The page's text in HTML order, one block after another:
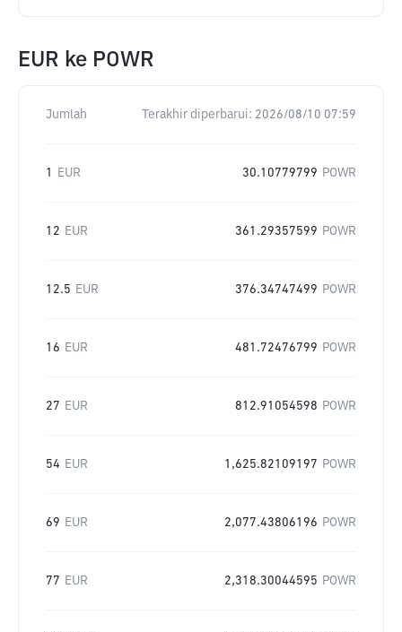
EUR ke POWR
Jumlah Terakhir diperbarui: 2026/08/10 07:59
1 EUR 30.10779799 POWR
12 EUR 361.29357599 POWR
12.5 EUR 376.34747499 POWR
16 EUR 481.72476799 POWR
27 EUR 812.91054598 POWR
54 EUR 1,625.82109197 POWR
69 EUR 2,077.43806196 POWR
77 EUR 2,318.30044595 POWR